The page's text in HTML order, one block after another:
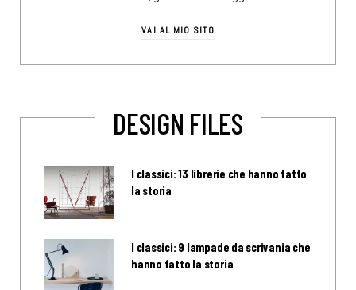
VAI AL MIO SITO
DESIGN FILES
I classici: 13 librerie che hanno fatto
la storia
I classici: 9 lampade da scrivania che
hanno fatto la storia